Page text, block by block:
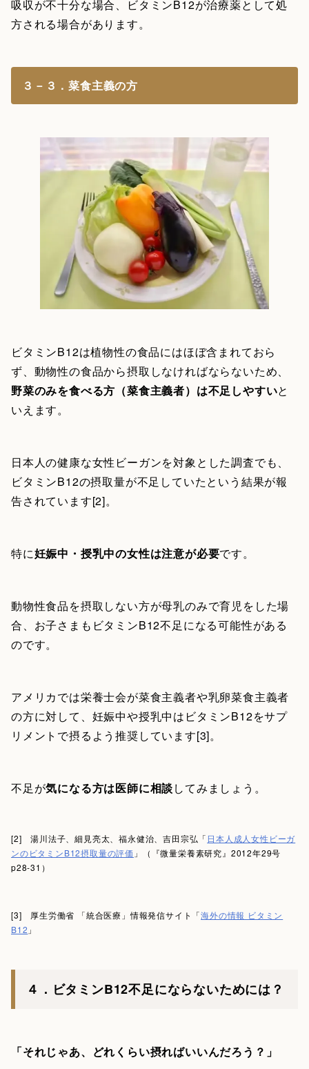
吸収が不十分な場合、ビタミンB12が治療薬として処
方される場合があります。
３－３．菜食主義の方
ビタミンB12は植物性の食品にはほぼ含まれておら
ず、動物性の食品から摂取しなければならないため、
野菜のみを食べる方（菜食主義者）は不足しやすいと
いえます。
日本人の健康な女性ビーガンを対象とした調査でも、
ビタミンB12の摂取量が不足していたという結果が報
告されています[2]。
特に妊娠中・授乳中の女性は注意が必要です。
動物性食品を摂取しない方が母乳のみで育児をした場
合、お子さまもビタミンB12不足になる可能性がある
のです。
アメリカでは栄養士会が菜食主義者や乳卵菜食主義者
の方に対して、妊娠中や授乳中はビタミンB12をサプ
リメントで摂るよう推奨しています[3]。
不足が気になる方は医師に相談してみましょう。
[2] 湯川法子、細見亮太、福永健治、吉田宗弘「 日本人成人女性ビーガ
ンのビタミンB12摂取量の評価 」（『微量栄養素研究』2012年29号
p28-31）
[3] 厚生労働省 「統合医療」情報発信サイト「海外の情報 ビタミン
B12 」
４．ビタミンB12不足にならないためには？
「それじゃあ、どれくらい摂ればいいんだろう？」